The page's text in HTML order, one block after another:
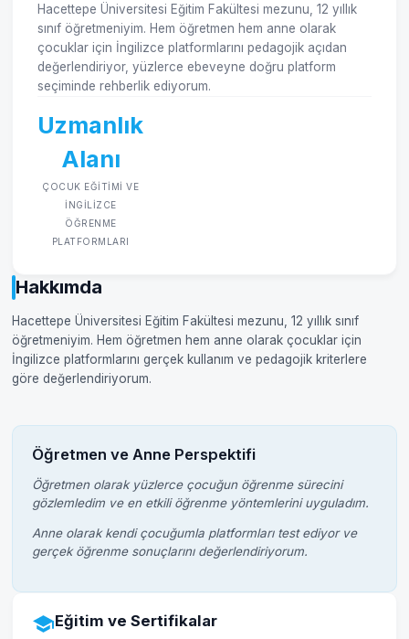
Hacettepe Üniversitesi Eğitim Fakültesi mezunu, 12 yıllık
sınıf öğretmeniyim. Hem öğretmen hem anne olarak
çocuklar için İngilizce platformlarını pedagojik açıdan
değerlendiriyor, yüzlerce ebeveyne doğru platform
seçiminde rehberlik ediyorum.
Uzmanlık
Alanı
ÇOCUK EĞITIMI VE
İNGILIZCE
ÖĞRENME
PLATFORMLARI
Hakkımda
Hacettepe Üniversitesi Eğitim Fakültesi mezunu, 12 yıllık sınıf
öğretmeniyim. Hem öğretmen hem anne olarak çocuklar için
İngilizce platformlarını gerçek kullanım ve pedagojik kriterlere
göre değerlendiriyorum.
Öğretmen ve Anne Perspektifi
Öğretmen olarak yüzlerce çocuğun öğrenme sürecini
gözlemledim ve en etkili öğrenme yöntemlerini uyguladım.
Anne olarak kendi çocuğumla platformları test ediyor ve
gerçek öğrenme sonuçlarını değerlendiriyorum.
Eğitim ve Sertifikalar